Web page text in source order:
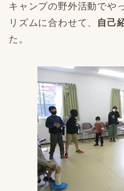
キャンプの野外活動でや
リズムに合わせて、
自己
た。